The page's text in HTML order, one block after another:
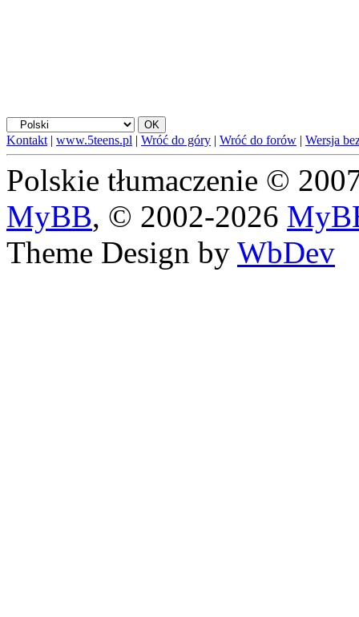
Kontakt | www.5teens.pl | Wróć do góry | Wróć do forów | Wersja
Polskie tłumaczenie ©
MyBB, © 2002-2026
Theme Design by WbDev